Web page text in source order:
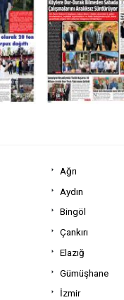
Ağrı
Aydın
Bingöl
Çankırı
Elazığ
Gümüşhane
İzmir